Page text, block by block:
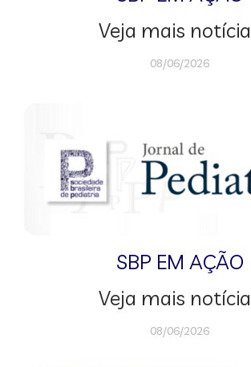
Veja mais
08/06/2026
SBP EM AÇÃO
Veja mais
08/06/2026